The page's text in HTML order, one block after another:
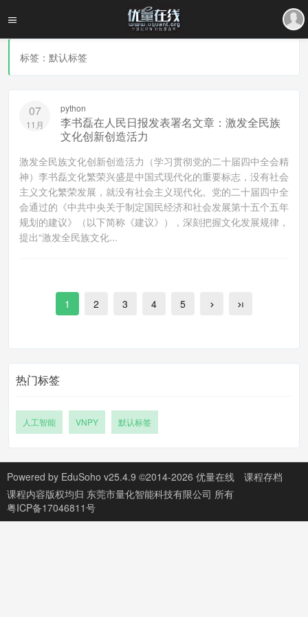
标签：默认标签
07
11月
python
李书磊在人民日报发表署名文章：激发全民族
文化创新创造活力
激发全民族文化创新创造活力（学习贯彻党的二十届四中全会精
神）李书磊文化繁荣兴盛是中国式现代化的重要标志，没有社会
主义文化繁荣发展，就没有社会主义现代化。党的二十届四中全
会通过的《中共中央关于制定国民经济和社会发展第十五个五年
规划的建议》（以下简称《建议》），深刻把握文化发展规律，
提出“激发全民族文化...
1 2 3 4 5
热门标签
人工智能 VNPY 默认标签
Powered by EduSoho v25.4.9 ©2014-2026 优量在线
课程存档
课程内容版权均归 东莞市量化智能科技有限公司 所有
粤ICP备17046811号